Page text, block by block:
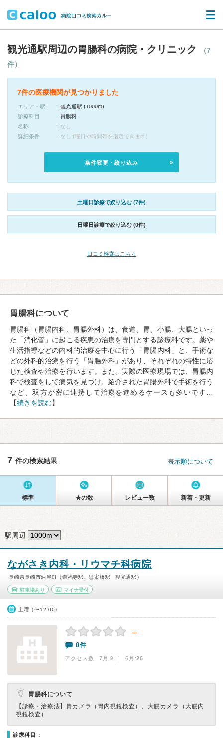
観光通駅周辺の胃腸科の病院・クリニック
（7
件）
7件の医療機関が見つかりました
エリア・駅
観光通駅 (1000m)
診療科目
胃腸科
名称
なし
詳細条件
なし (曜日や時間帯を指定できます)
条件変更・絞り込み
土曜日診療で絞り込む (7件)
日曜日診療で絞り込む (0件)
口コミ検索はこちら
胃腸科について
胃腸科（胃腸内科、胃腸外科）は、食道、胃、小腸、大腸といっ
た「消化管」に起こる疾患の治療を専門とする診療科です。薬や
生活指導などの内科的治療を中心に行う「胃腸内科」と、手術な
どの外科的治療を行う「胃腸外科」があり、それぞれの特性に応
じた検査や治療を行います。また、実際の医療現場では、胃腸内
科で検査をして病気を見つけ、紹介された胃腸外科で手術を行う
など、双方が密に連携して治療を進めるケースも多いです…
【続きを読む】
7 件の検索結果 表示順について
標準 ★の数 レビュー数 新着・更新
駅周辺
ながさき内科・リウマチ科病院
長崎県長崎市油屋町（崇福寺駅、思案橋駅、観光通駅）
駐車場あり マイナ受付
土曜（〜12:00）
－
0件
アクセス数 7月:9 | 6月:26
胃腸科について
【診療・治療法】 胃カメラ（胃内視鏡検査）、大腸カメラ（大腸内
視鏡検査）
診療科目：